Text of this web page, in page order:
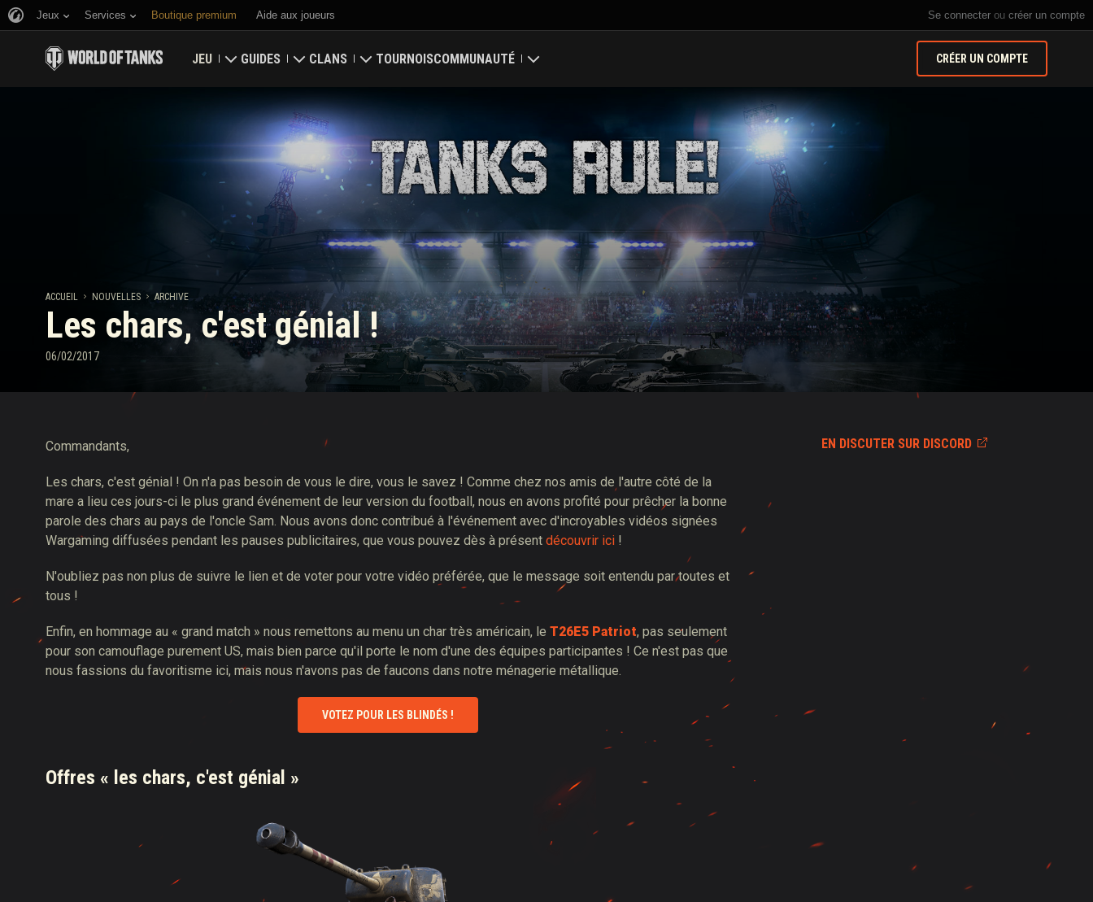
Se connecter ou créer un compte
Jeux Services Boutique premium Aide aux joueurs
JEU
Télécharger maintenant
Utiliser des codes bonus
Classements
Mises à jour
Tankopedia
GUIDES
Guide du débutant
Guide général
Économie du jeu
Sécurité du compte
Faits d'armes
Politique de fair-play
Wargaming.net Game Center
CLANS
Bastion
Carte globale
Classement des clans
TOURNOISCOMMUNAUTÉ
Chercher des joueurs
Parrainer un ami
Discord
Centre des mods
Médias
CRÉER UN COMPTE
ACCUEIL NOUVELLES ARCHIVE
Les chars, c'est génial !
06/02/2017
EN DISCUTER SUR DISCORD
Commandants,
Les chars, c'est génial ! On n'a pas besoin de vous le dire, vous le savez ! Comme chez nos amis de l'autre côté de la
mare a lieu ces jours-ci le plus grand événement de leur version du football, nous en avons profité pour prêcher la bonne
parole des chars au pays de l'oncle Sam. Nous avons donc contribué à l'événement avec d'incroyables vidéos signées
Wargaming diffusées pendant les pauses publicitaires, que vous pouvez dès à présent découvrir ici !
N'oubliez pas non plus de suivre le lien et de voter pour votre vidéo préférée, que le message soit entendu par toutes et
tous !
Enfin, en hommage au « grand match » nous remettons au menu un char très américain, le T26E5 Patriot, pas seulement
pour son camouflage purement US, mais bien parce qu'il porte le nom d'une des équipes participantes ! Ce n'est pas que
nous fassions du favoritisme ici, mais nous n'avons pas de faucons dans notre ménagerie métallique.
VOTEZ POUR LES BLINDÉS !
Offres « les chars, c'est génial »